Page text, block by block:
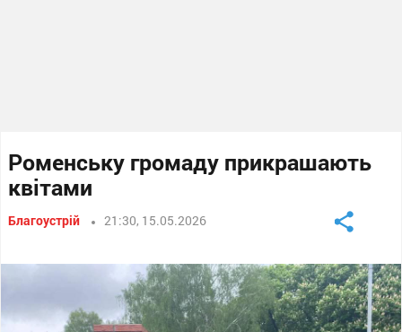
Роменську громаду прикрашають
квітами
Благоустрій 21:30, 15.05.2026